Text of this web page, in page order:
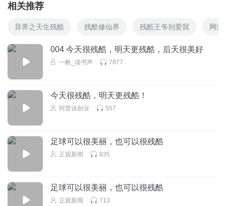
相关推荐
异界之天生残酷 残酷修仙界 残酷王爷别爱我 网游
004 今天很残酷，明天更残酷，后天很美好
一帆_读书声 7877
今天很残酷，明天更残酷！
阿普说创业 557
足球可以很美丽，也可以很残酷
正观新闻 835
足球可以很美丽，也可以很残酷
正观新闻 713